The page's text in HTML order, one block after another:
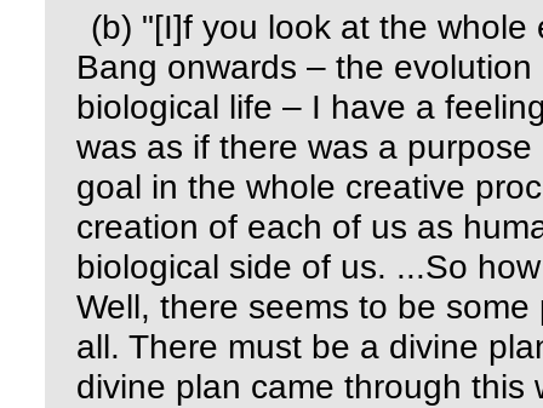
(b) "[I]f you look at the whole
Bang onwards – the
biological life – I have a
was as if there was a
goal in the whole creative
creation of each of us as
biological side of us. ...So
Well, there seems to be
all. There must be a divine
divine plan came through this